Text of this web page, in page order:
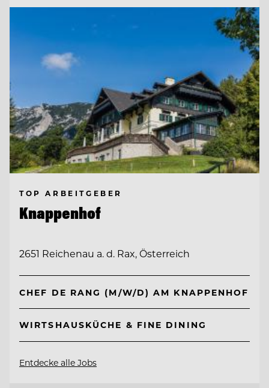
TOP ARBEITGEBER
Knappenhof
2651 Reichenau a. d. Rax, Österreich
CHEF DE RANG (M/W/D) AM KNAPPENHOF
WIRTSHAUSKÜCHE & FINE DINING
Entdecke alle Jobs